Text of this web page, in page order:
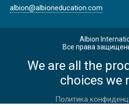
albion@albioneducation.com
Albion
Все права
We are all the
choices we
Политика